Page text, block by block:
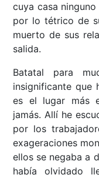
cuya casa
por lo tétrico de
muerto de sus
salida.
Batatal para
insignificante que
es el lugar más
jamás. Allí he
por los
exageraciones
ellos se negaba a
había olvidado